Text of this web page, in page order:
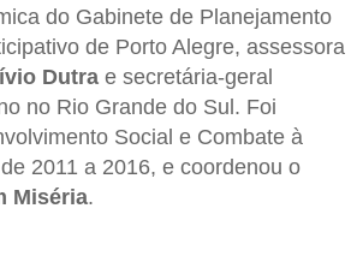
do Gabinete de Planejamento
de Porto Alegre, assessora
Dutra e secretária-geral
no Rio Grande do Sul. Foi
Social e Combate à
2011 a 2016, e coordenou o
Miséria.